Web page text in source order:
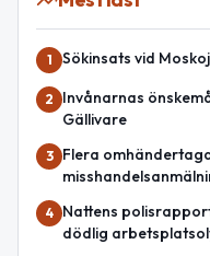
1 Sökinsats vid
2
Invånarnas
Gällivare
3
Flera
4
Nattens
dödlig